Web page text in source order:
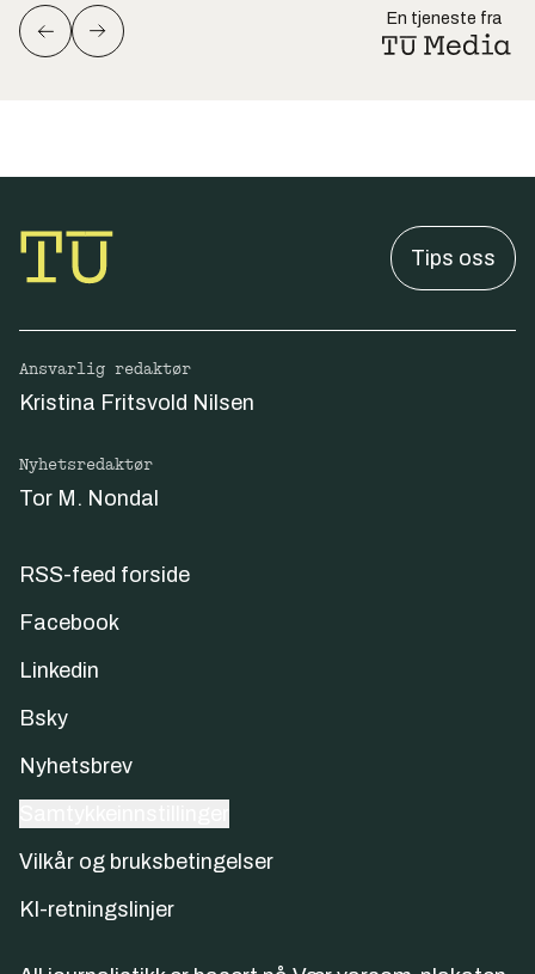
En tjeneste fra
Tips oss
Ansvarlig redaktør
Kristina Fritsvold Nilsen
Nyhetsredaktør
Tor M. Nondal
RSS-feed forside
Facebook
Linkedin
Bsky
Nyhetsbrev
Vilkår og bruksbetingelser
KI-retningslinjer